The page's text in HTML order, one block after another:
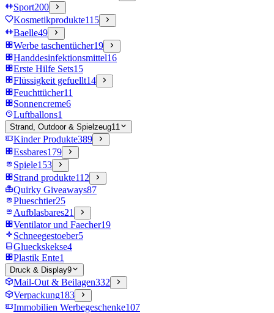
Sport200
Kosmetikprodukte115
Baelle49
Werbe taschentücher19
Handdesinfektionsmittel16
Erste Hilfe Sets15
Flüssigkeit gefuellt14
Feuchttücher11
Sonnencreme6
Luftballons1
Strand, Outdoor & Spielzeug11
Kinder Produkte389
Essbares179
Spiele153
Strand produkte112
Quirky Giveaways87
Plueschtier25
Aufblasbares21
Ventilator und Faecher19
Schneegestoeber5
Glueckskekse4
Plastik Ente1
Druck & Display9
Mail-Out & Beilagen332
Verpackung183
Immobilien Werbegeschenke107